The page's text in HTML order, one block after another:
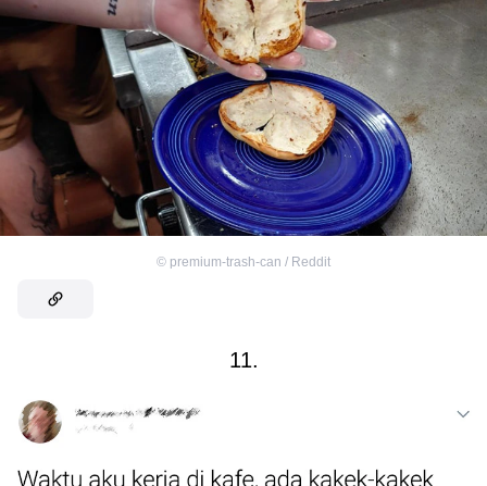
© premium-trash-can / Reddit
11.